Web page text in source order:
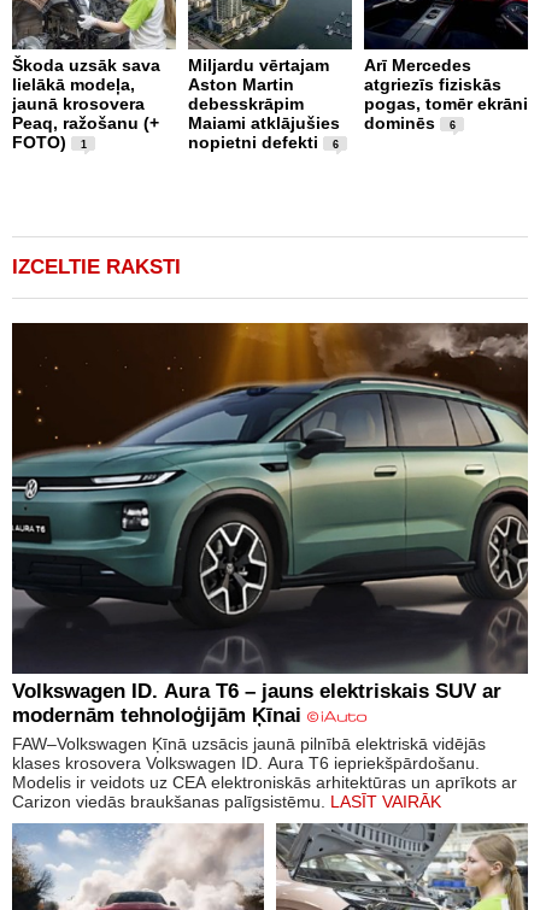
Škoda uzsāk sava
lielākā modeļa,
jaunā krosovera
Peaq, ražošanu (+
FOTO)
1
Miljardu vērtajam
Aston Martin
debesskrāpim
Maiami atklājušies
nopietni defekti
6
Arī Mercedes
atgriezīs fiziskās
pogas, tomēr ekrāni
dominēs
6
IZCELTIE RAKSTI
Volkswagen ID. Aura T6 – jauns elektriskais SUV ar
modernām tehnoloģijām Ķīnai
FAW–Volkswagen Ķīnā uzsācis jaunā pilnībā elektriskā vidējās
klases krosovera Volkswagen ID. Aura T6 iepriekšpārdošanu.
Modelis ir veidots uz CEA elektroniskās arhitektūras un aprīkots ar
Carizon viedās braukšanas palīgsistēmu. LASĪT VAIRĀK